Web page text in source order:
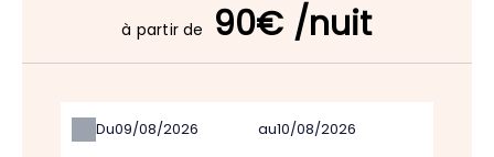
à partir de 90€ /nuit
Du au